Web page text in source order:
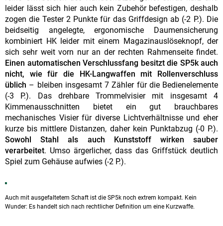
leider lässt sich hier auch kein Zubehör befestigen, deshalb
zogen die Tester 2 Punkte für das Griffdesign ab (-2 P.). Die
beidseitig angelegte, ergonomische Daumensicherung
kombiniert HK leider mit einem Magazinauslöseknopf, der
sich sehr weit vorn nur an der rechten Rahmenseite findet.
Einen automatischen Verschlussfang besitzt die SP5k auch
nicht, wie für die HK-Langwaffen mit Rollenverschluss
üblich – bleiben insgesamt 7 Zähler für die Bedienelemente
(-3 P.). Das drehbare Trommelvisier mit insgesamt 4
Kimmenausschnitten bietet ein gut brauchbares
mechanisches Visier für diverse Lichtverhältnisse und eher
kurze bis mittlere Distanzen, daher kein Punktabzug (-0 P.).
Sowohl Stahl als auch Kunststoff wirken sauber
verarbeitet. Umso ärgerlicher, dass das Griffstück deutlich
Spiel zum Gehäuse aufwies (-2 P.).
Auch mit ausgefaltetem Schaft ist die SP5k noch extrem kompakt. Kein
Wunder: Es handelt sich nach rechtlicher Definition um eine Kurzwaffe.